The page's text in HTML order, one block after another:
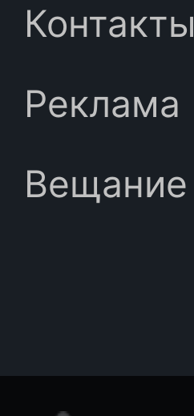
Контакты
Реклама
Вещание